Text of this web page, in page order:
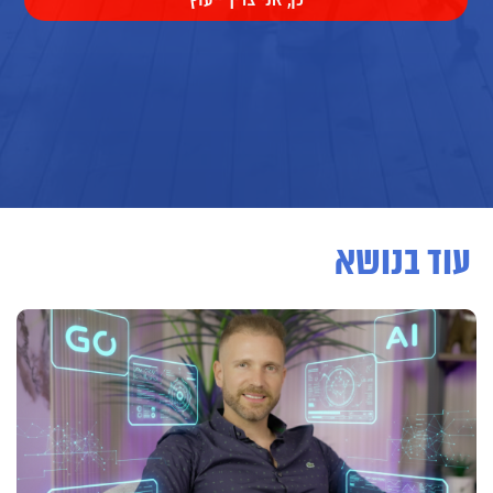
עוד בנושא